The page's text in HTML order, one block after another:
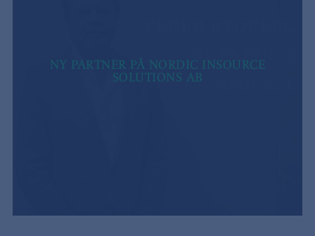
NY PARTNER PÅ NORDIC INSOURCE
SOLUTIONS AB